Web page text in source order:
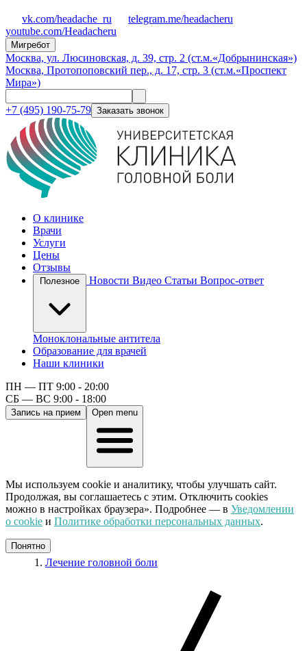
vk.com/headache_ru
telegram.me/headacheru
youtube.com/Headacheru
Мигребот
Москва, ул. Люсиновская, д. 39, стр. 2 (ст.м.«Добрынинская»)
Москва, Протопоповский пер., д. 17, стр. 3 (ст.м.«Проспект
Мира»)
+7 (495) 190-75-79 Заказать звонок
О клинике
Врачи
Услуги
Цены
Отзывы
Новости Видео Статьи Вопрос-ответ
Моноклональные антитела
Образование для врачей
Наши клиники
ПН — ПТ 9:00 - 20:00
СБ — ВС 9:00 - 18:00
Запись на прием Open menu
Мы используем cookie и аналитику, чтобы улучшать сайт.
Продолжая, вы соглашаетесь с этим. Отключить cookies
можно в настройках браузера». Подробнее — в Уведомлении
о cookie и Политике обработки персональных данных.
Понятно
Лечение головной боли